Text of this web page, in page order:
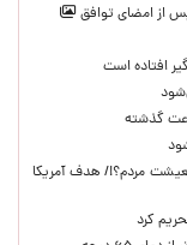
از امضای توافق
مردم؟!/ هدف آمریکا